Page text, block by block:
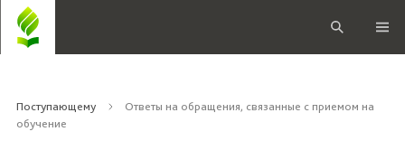
Поступающему
Ответы на обращения, связанные с приемом на
обучение